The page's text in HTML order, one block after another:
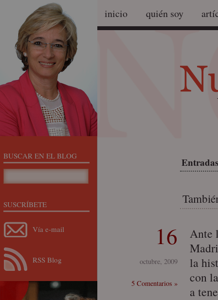
inicio quién soy
16
octubre, 2009
5 Comentarios »
Ante
la
con
a
BUSCAR EN EL BLOG
SUSCRÍBETE
Vía e-mail
RSS Blog